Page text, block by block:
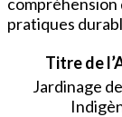
pratiques
Titre de
Jardinage